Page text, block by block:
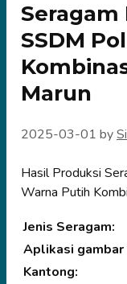
Seragam
SSDM
Marun
2025-03-01 by
Hasil Produksi
Warna Putih
Jenis Seragam:
Aplikasi
Kantong: